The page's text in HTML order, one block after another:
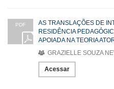
PDF
AS TRANSLAÇÕES DE
RESIDÊNCIA
APOIADA NA TEORIA
GRAZIELLE SOUZA
Acessar